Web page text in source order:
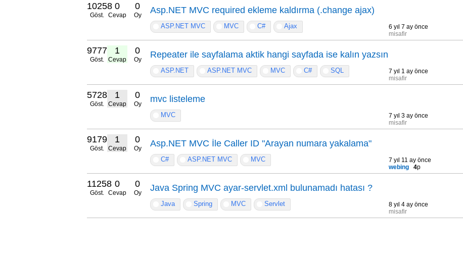
10258
Göst.
0
Cevap
0
Oy Asp.NET MVC required ekleme kaldırma (.change ajax)
ASP.NET MVC MVC C# Ajax
6 yıl 7 ay önce
misafir
9777
Göst.
1
Cevap
0
Oy Repeater ile sayfalama aktik hangi sayfada ise kalın yazsın
ASP.NET ASP.NET MVC MVC C# SQL
7 yıl 1 ay önce
misafir
5728
Göst.
1
Cevap
0
Oy mvc listeleme
MVC
7 yıl 3 ay önce
misafir
9179
Göst.
1
Cevap
0
Oy Asp.NET MVC İle Caller ID "Arayan numara yakalama"
C# ASP.NET MVC MVC
7 yıl 11 ay önce
webing
4p
11258
Göst.
0
Cevap
0
Oy Java Spring MVC ayar-servlet.xml bulunamadı hatası ?
Java Spring MVC Servlet
8 yıl 4 ay önce
misafir